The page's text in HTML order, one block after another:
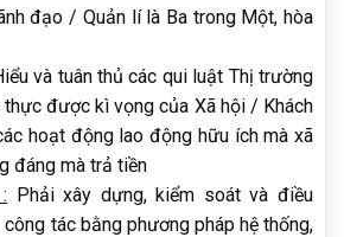
đạo / Quản lí là Ba trong Một, hòa
và tuân thủ các qui luật Thị trường
được kì vọng của Xã hội / Khách
hoạt động lao động hữu ích mà xã
đáng mà trả tiền
Phải xây dựng, kiểm soát và điều
tác bằng phương pháp hệ thống,